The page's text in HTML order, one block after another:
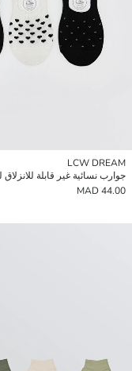
LCW DREAM
44.00 MAD